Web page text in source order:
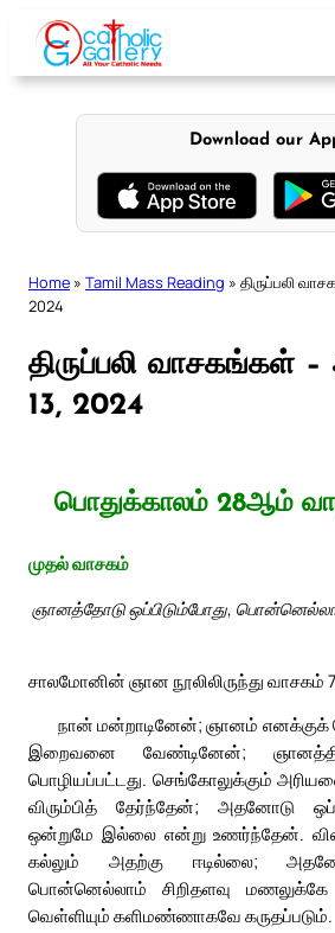
content
Download our
Home » Tamil Mass Reading » திருப்பலி
2024
திருப்பலி வாசகங்கள்
13, 2024
பொதுக்காலம் 28ஆம்
முதல் வாசகம்
ஞானத்தோடு ஒப்பிடும்போது,
சாலமோனின் ஞான நூலிலிருந்து வாசகம்
நான் மன்றாடினேன்; ஞானம் எனக்குக்
இறைவனை வேண்டினேன்;
பொழியப்பட்டது. செங்கோலுக்கும்
விரும்பித் தேர்ந்தேன்; அதனோடு
ஒன்றுமே இல்லை என்று உணர்ந்தேன்.
கல்லும் அதற்கு ஈடில்லை;
பொன்னெல்லாம் சிறிதளவு
வெள்ளியும் களிமண்ணாகவே கருதப்படும்.